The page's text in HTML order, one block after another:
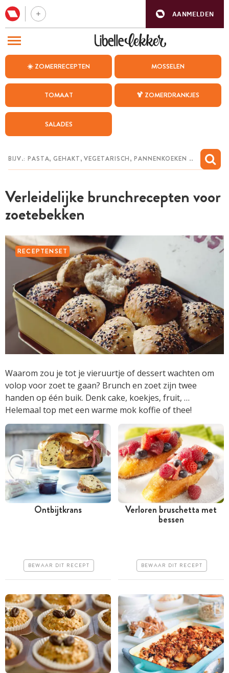
AANMELDEN
☀️ ZOMERRECEPTEN MOSSELEN
TOMAAT 🍹 ZOMERDRANKJES
SALADES
Verleidelijke brunchrecepten voor
zoetebekken
RECEPTENSET
Waarom zou je tot je vieruurtje of dessert wachten om
volop voor zoet te gaan? Brunch en zoet zijn twee
handen op één buik. Denk cake, koekjes, fruit, …
Helemaal top met een warme mok koffie of thee!
Makkelijk
Ontbijtkrans
BEWAAR DIT RECEPT
Minder dan 30 minuten
Erg makkelijk
Verloren bruschetta met
bessen
BEWAAR DIT RECEPT
BEZOEK ONZE ANDERE WEBSITES
WEEKMENU
CHAT MET MAIA
MIJN BEWAARDE RECEPTEN